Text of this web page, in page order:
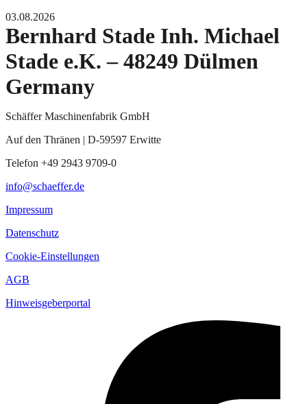
03.08.2026
Bernhard Stade Inh. Michael
Stade e.K. – 48249 Dülmen
Germany
Schäffer Maschinenfabrik GmbH
Auf den Thränen | D-59597 Erwitte
Telefon +49 2943 9709-0
info@schaeffer.de
Impressum
Datenschutz
Cookie-Einstellungen
AGB
Hinweisgeberportal